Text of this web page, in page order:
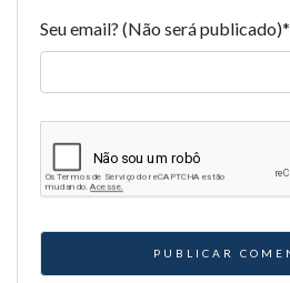
Seu email? (Não será publicado)*